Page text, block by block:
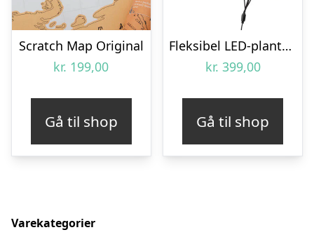
Scratch Map Original
kr. 199,00
Gå til shop
Fleksibel LED-plantelampe – KitchPro
kr. 399,00
Gå til shop
Varekategorier